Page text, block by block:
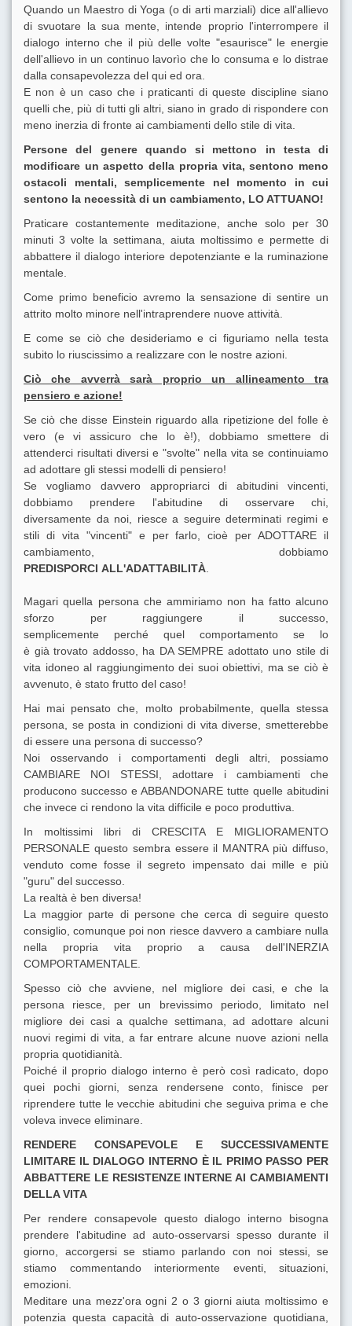
Quando un Maestro di Yoga (o di arti marziali) dice all'allievo
di svuotare la sua mente, intende proprio l'interrompere il
dialogo interno che il più delle volte "esaurisce" le energie
dell'allievo in un continuo lavorìo che lo consuma e lo distrae
dalla consapevolezza del qui ed ora.
E non è un caso che i praticanti di queste discipline siano
quelli che, più di tutti gli altri, siano in grado di rispondere con
meno inerzia di fronte ai cambiamenti dello stile di vita.
Persone del genere quando si mettono in testa di
modificare un aspetto della propria vita, sentono meno
ostacoli mentali, semplicemente nel momento in cui
sentono la necessità di un cambiamento, LO ATTUANO!
Praticare costantemente meditazione, anche solo per 30
minuti 3 volte la settimana, aiuta moltissimo e permette di
abbattere il dialogo interiore depotenziante e la ruminazione
mentale.
Come primo beneficio avremo la sensazione di sentire un
attrito molto minore nell'intraprendere nuove attività.
E come se ciò che desideriamo e ci figuriamo nella testa
subito lo riuscissimo a realizzare con le nostre azioni.
Ciò che avverrà sarà proprio un allineamento tra
pensiero e azione!
Se ciò che disse Einstein riguardo alla ripetizione del folle è
vero (e vi assicuro che lo è!), dobbiamo smettere di
attenderci risultati diversi e "svolte" nella vita se continuiamo
ad adottare gli stessi modelli di pensiero!
Se vogliamo davvero appropriarci di abitudini vincenti,
dobbiamo prendere l'abitudine di osservare chi,
diversamente da noi, riesce a seguire determinati regimi e
stili di vita "vincenti" e per farlo, cioè per ADOTTARE il
cambiamento, dobbiamo
PREDISPORCI ALL'ADATTABILITÀ
Magari quella persona che ammiriamo non ha fatto alcuno
sforzo per raggiungere il successo,
semplicemente perché quel comportamento se lo
è già trovato addosso, ha DA SEMPRE adottato uno stile di
vita idoneo al raggiungimento dei suoi obiettivi, ma se ciò è
avvenuto, è stato frutto del caso!
Hai mai pensato che, molto probabilmente, quella stessa
persona, se posta in condizioni di vita diverse, smetterebbe
di essere una persona di successo?
Noi osservando i comportamenti degli altri, possiamo
CAMBIARE NOI STESSI, adottare i cambiamenti che
producono successo e ABBANDONARE tutte quelle abitudini
che invece ci rendono la vita difficile e poco produttiva.
In moltissimi libri di CRESCITA E MIGLIORAMENTO
PERSONALE questo sembra essere il MANTRA più diffuso,
venduto come fosse il segreto impensato dai mille e più
"guru" del successo.
La realtà è ben diversa!
La maggior parte di persone che cerca di seguire questo
consiglio, comunque poi non riesce davvero a cambiare nulla
nella propria vita proprio a causa dell'INERZIA
COMPORTAMENTALE.
Spesso ciò che avviene, nel migliore dei casi, e che la
persona riesce, per un brevissimo periodo, limitato nel
migliore dei casi a qualche settimana, ad adottare alcuni
nuovi regimi di vita, a far entrare alcune nuove azioni nella
propria quotidianità.
Poiché il proprio dialogo interno è però così radicato, dopo
quei pochi giorni, senza rendersene conto, finisce per
riprendere tutte le vecchie abitudini che seguiva prima e che
voleva invece eliminare.
RENDERE CONSAPEVOLE E SUCCESSIVAMENTE
LIMITARE IL DIALOGO INTERNO È IL PRIMO PASSO PER
ABBATTERE LE RESISTENZE INTERNE AI CAMBIAMENTI
DELLA VITA
Per rendere consapevole questo dialogo interno bisogna
prendere l'abitudine ad auto-osservarsi spesso durante il
giorno, accorgersi se stiamo parlando con noi stessi, se
stiamo commentando interiormente eventi, situazioni,
emozioni.
Meditare una mezz'ora ogni 2 o 3 giorni aiuta moltissimo e
potenzia questa capacità di auto-osservazione quotidiana,